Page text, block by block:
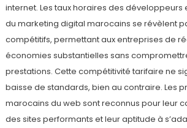
internet. Les taux horaires des développeurs
du marketing digital marocains se révèlent
compétitifs, permettant aux entreprises de
économies substantielles sans
prestations. Cette compétitivité tarifaire ne
baisse de standards, bien au contraire. Les
marocains du web sont reconnus pour leur
des sites performants et leur aptitude à